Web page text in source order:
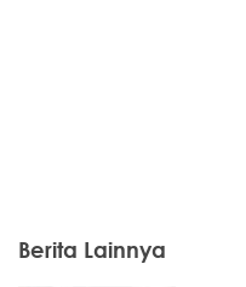
Berita Lainnya